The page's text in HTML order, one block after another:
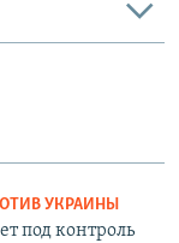
УКРАИНЫ
под контроль